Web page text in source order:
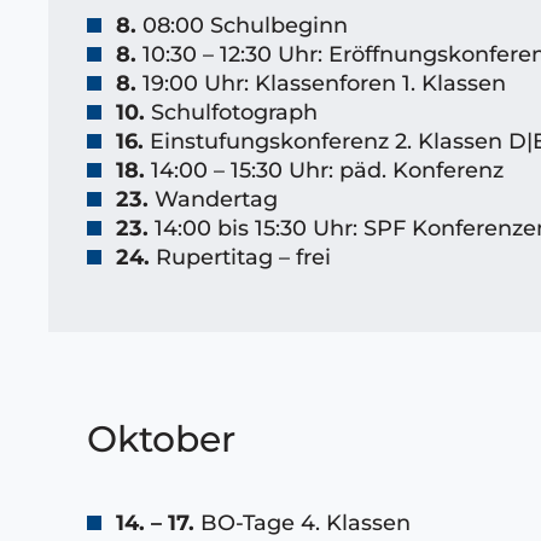
8. 08:00 Schulbeginn
8. 10:30 – 12:30 Uhr:
8. 19:00 Uhr: Klassenforen 1. Klassen
10. Schulfotograph
16. Einstufungskonferenz 2. Klassen
18. 14:00 – 15:30 Uhr: päd. Konferenz
23. Wandertag
23. 14:00 bis 15:30 Uhr: SPF
24. Rupertitag – frei
Oktober
14. – 17. BO-Tage 4. Klassen